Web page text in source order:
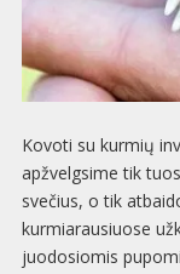
Kovoti su kurmių
apžvelgsime tik
svečius, o tik
kurmiarausiuose
juodosiomis